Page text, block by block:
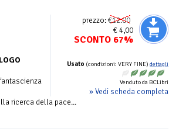
prezzo:€12.00
€ 4,00
SCONTO 67%
Usato (condizioni: VERY FINE) dettagli
Venduto da BCLibri
» Vedi scheda completa
ricerca della pace...